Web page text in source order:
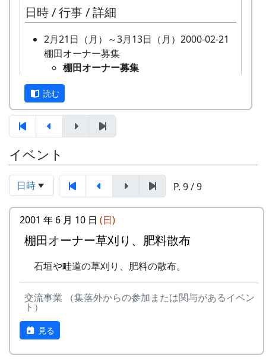
日時 / 行事 / 詳細
2月21日（月）～3月13日（月）2000-02-21
棚田オーナー募集
棚田オーナー募集
区画について、新しいオーナーを募
集。
3月24日（金） 2000-03-24 棚田オーナー選
考会
選考会
4月23日（日） 2000-04-23 棚田オーナー対
面式
棚田オーナー対面式
棚田オーナー（都会から米を作りに
来る人たち）と棚田保存会（岩座神
己紹介やら、農業改良普及センター
の人による米作り講習会。そして区
画の抽選が行なわれる。
植え
水田に入って、苗を手で植える。
読む
イベント
日時 P. 9 / 9
2001 年 6 月 10 日 (日)
棚田オーナー草刈り、肥料散布
石垣や畦道の草刈り、肥料の散布。
交流事業 （集落外からの参加または関与があるイベン
ト）
見る